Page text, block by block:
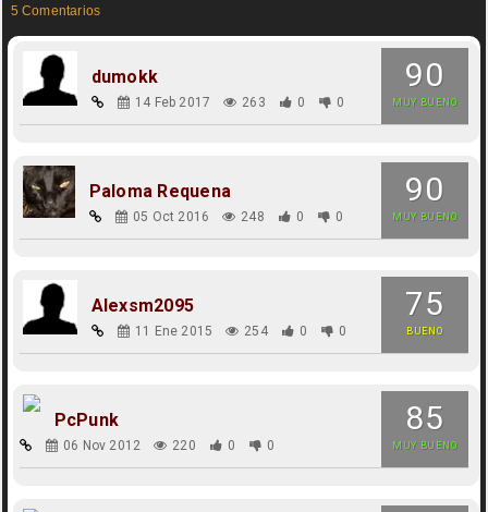
5 Comentarios
90
MUY BUENO
dumokk
14 Feb 2017 263 0 0
90
MUY BUENO
Paloma Requena
05 Oct 2016 248 0 0
75
BUENO
Alexsm2095
11 Ene 2015 254 0 0
85
MUY BUENO
PcPunk
06 Nov 2012 220 0 0